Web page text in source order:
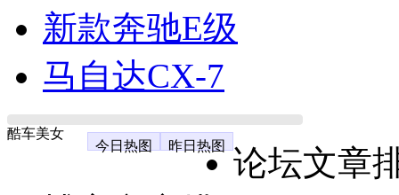
新款奔驰E级
马自达CX-7
酷车美女
今日热图
昨日热图
论坛文章